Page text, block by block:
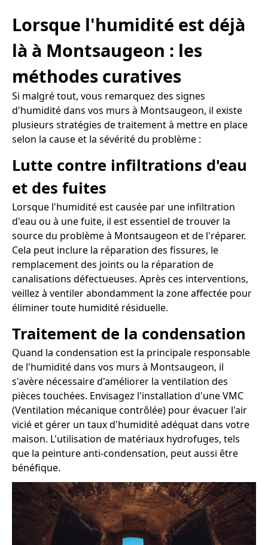
Lorsque l'humidité est déjà
là à Montsaugeon : les
méthodes curatives
Si malgré tout, vous remarquez des signes
d'humidité dans vos murs à Montsaugeon, il existe
plusieurs stratégies de traitement à mettre en place
selon la cause et la sévérité du problème :
Lutte contre infiltrations d'eau
et des fuites
Lorsque l'humidité est causée par une infiltration
d'eau ou à une fuite, il est essentiel de trouver la
source du problème à Montsaugeon et de l'réparer.
Cela peut inclure la réparation des fissures, le
remplacement des joints ou la réparation de
canalisations défectueuses. Après ces interventions,
veillez à ventiler abondamment la zone affectée pour
éliminer toute humidité résiduelle.
Traitement de la condensation
Quand la condensation est la principale responsable
de l'humidité dans vos murs à Montsaugeon, il
s'avère nécessaire d'améliorer la ventilation des
pièces touchées. Envisagez l'installation d'une VMC
(Ventilation mécanique contrôlée) pour évacuer l'air
vicié et gérer un taux d'humidité adéquat dans votre
maison. L'utilisation de matériaux hydrofuges, tels
que la peinture anti-condensation, peut aussi être
bénéfique.